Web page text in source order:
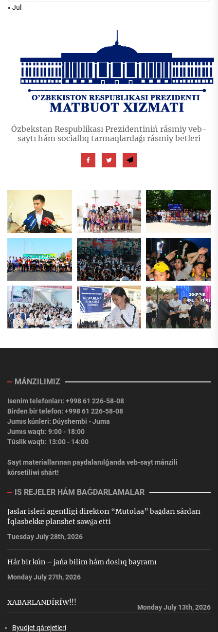
« Jul
Ózbekstan Respublikası Prezidentiniń rásmiy veb-
saytı hám sociallıq tarmaqlardaǵı rásmiy betleri
MÁNZILIMIZ
Isenim telefonları: +998 61 226-58-08
Birden bir telefon: +998 61 226-58-08
Jumıs kúnleri: Dúyshembi - Juma
Jumıs waqtı: 9:00 - 18:00
Túslik waqtı: 13:00 - 14:00
Sayt materiallarınan paydalanılǵanda veb-sayt mánzili
kórsetiliwi shárt!
IS REJELER HÁM BAǴDARLAMALAR
Jaslar isleri agentligi direktorı “Mutolaa” baǵdarı sárdarı
Íqlasbekke planshet sawǵa etti
Tuesday July 28th, 2026
Hár bir kún – jańa bilim hám doslıq bayramı
Monday July 27th, 2026
XABARLANDÍRÍW!!!
Monday July 13th, 2026
Byudjet qárejetleri